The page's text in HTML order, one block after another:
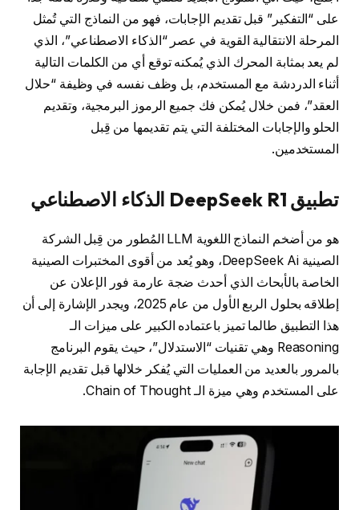
على “التفكير” قبل تقديم الإجابات، فهو من النماذج التي تُمثل
المرحلة الانتقالية القوية في عصر “الذكاء الاصطناعي”، الذي
لم يعد بمثابة المحرك الذي يُمكنه توقع أي من الكلمات التالية
أثناء الدردشة مع المستخدم، بل وظف نفسه في وظيفة “حلال
العقد”، فمن خلال يُمكن فك جميع الرموز البرمجية، وتقديم
الحلو والإجابات المختلفة التي يتم تقديمها من قِبل
المستخدمين.
تطبيق DeepSeek R1 الذكاء الاصطناعي
هو من أضخم النماذج اللغوية LLM المُطور من قِبل الشركة
الصينية DeepSeek Ai، وهو يُعد من أقوى المختبرات الصينية
الخاصة بالأبحاث الذي أحدث ضجة عارمة فور الإعلان عن
إطلاقه بحلول الربع الأول من عام 2025، ويجدر الإشارة إلى أن
هذا التطبيق طالما تميز باعتماده الكبير على ميزات الـ
Reasoning وهي تقنيات “الاستدلال”، حيث يقوم البرنامج
بالمرور بالعديد من العمليات التي يُفكر خلالها قبل تقديم الإجابة
على المستخدم وهي ميزة الـ Chain of Thought.